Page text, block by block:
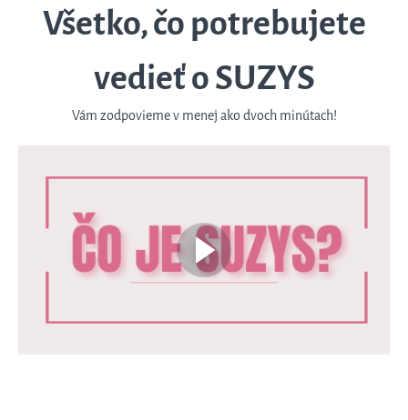
Všetko, čo potrebujete
vedieť o SUZYS
Vám zodpovieme v menej ako dvoch minútach!